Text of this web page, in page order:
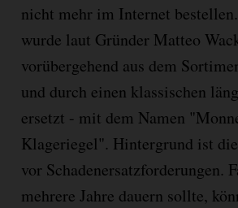
nicht mehr im Internet
wurde laut Gründer Matteo
vorübergehend aus dem
und durch einen klassischen
ersetzt - mit dem Namen
Klageriegel". Hintergrund ist
vor Schadenersatzforderungen.
mehrere Jahre dauern sollte,